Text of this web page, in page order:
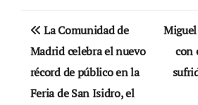
Navegación
de
entradas
La Comunidad de
Madrid celebra el nuevo
récord de público en la
Feria de San Isidro, el
con